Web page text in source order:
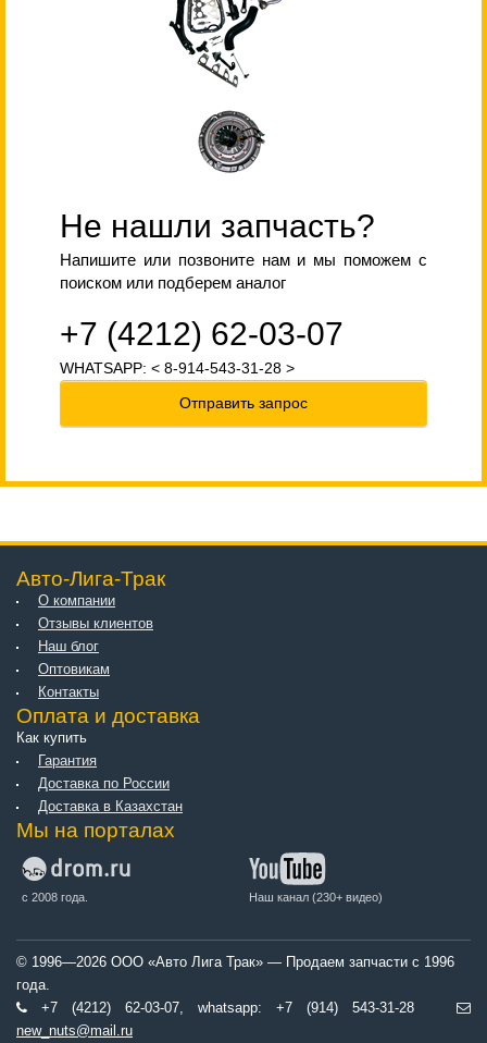
Не нашли запчасть?
Напишите или позвоните нам и мы поможем с
поиском или подберем аналог
+7 (4212) 62-03-07
WHATSAPP: < 8-914-543-31-28 >
Отправить запрос
Авто-Лига-Трак
О компании
Отзывы клиентов
Наш блог
Оптовикам
Контакты
Оплата и доставка
Как купить
Гарантия
Доставка по России
Доставка в Казахстан
Мы на порталах
с 2008 года. Наш канал (230+ видео)
© 1996—2026 ООО «Авто Лига Трак» — Продаем запчасти с 1996
года.
+7 (4212) 62-03-07, whatsapp: +7 (914) 543-31-28
new_nuts@mail.ru